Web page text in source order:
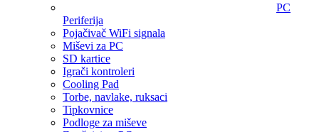
PC
Periferija
Pojačivač WiFi signala
Miševi za PC
SD kartice
Igrači kontroleri
Cooling Pad
Torbe, navlake, ruksaci
Tipkovnice
Podloge za miševe